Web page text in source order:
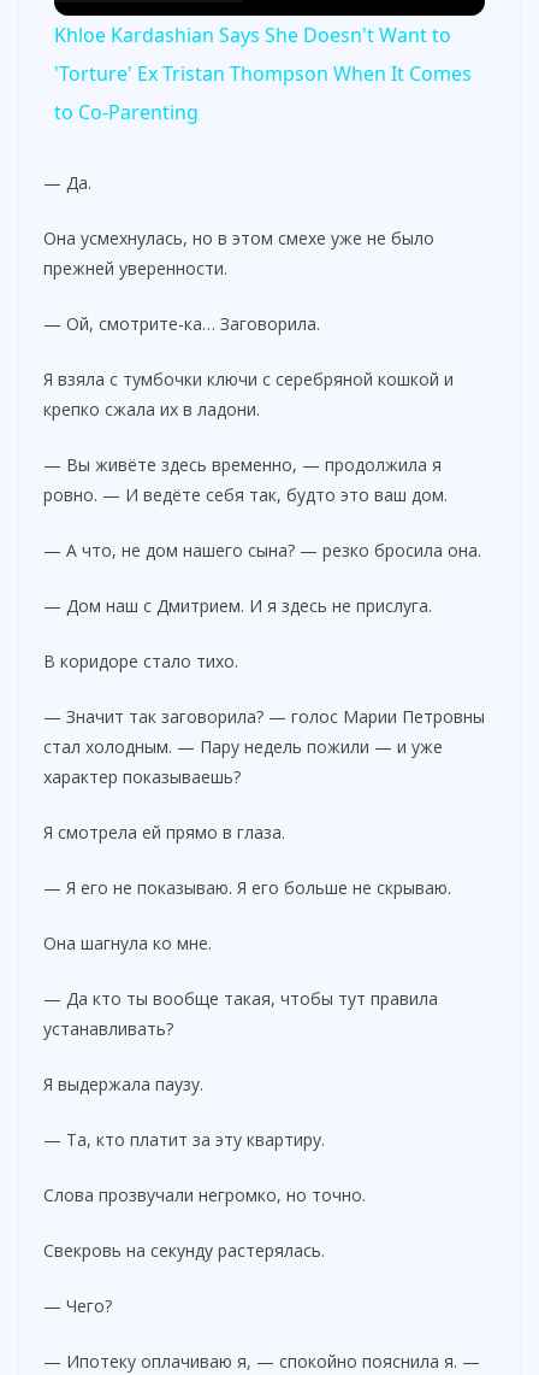
Khloe Kardashian Says She Doesn't Want to
'Torture' Ex Tristan Thompson When It Comes
to Co-Parenting
— Да.
Она усмехнулась, но в этом смехе уже не было
прежней уверенности.
— Ой, смотрите-ка… Заговорила.
Я взяла с тумбочки ключи с серебряной кошкой и
крепко сжала их в ладони.
— Вы живёте здесь временно, — продолжила я
ровно. — И ведёте себя так, будто это ваш дом.
— А что, не дом нашего сына? — резко бросила она.
— Дом наш с Дмитрием. И я здесь не прислуга.
В коридоре стало тихо.
— Значит так заговорила? — голос Марии Петровны
стал холодным. — Пару недель пожили — и уже
характер показываешь?
Я смотрела ей прямо в глаза.
— Я его не показываю. Я его больше не скрываю.
Она шагнула ко мне.
— Да кто ты вообще такая, чтобы тут правила
устанавливать?
Я выдержала паузу.
— Та, кто платит за эту квартиру.
Слова прозвучали негромко, но точно.
Свекровь на секунду растерялась.
— Чего?
— Ипотеку оплачиваю я, — спокойно пояснила я. —